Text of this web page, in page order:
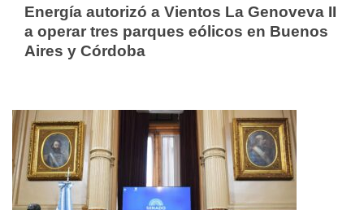
Energía autorizó a Vientos La Genoveva II
a operar tres parques eólicos en Buenos
Aires y Córdoba